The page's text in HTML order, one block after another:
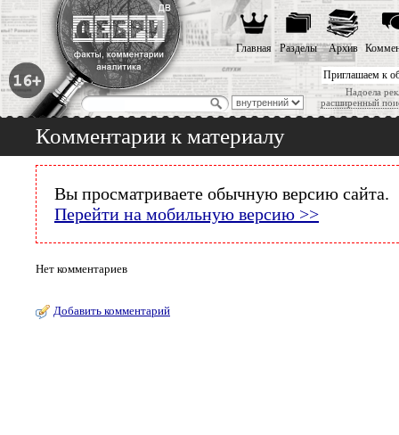
Приглашаем к
Надоела
расширенный
Главная Разделы Архив
Комментарии к материалу
Вы просматриваете обычную версию сайта.
Перейти на мобильную версию >>
Нет комментариев
Добавить комментарий